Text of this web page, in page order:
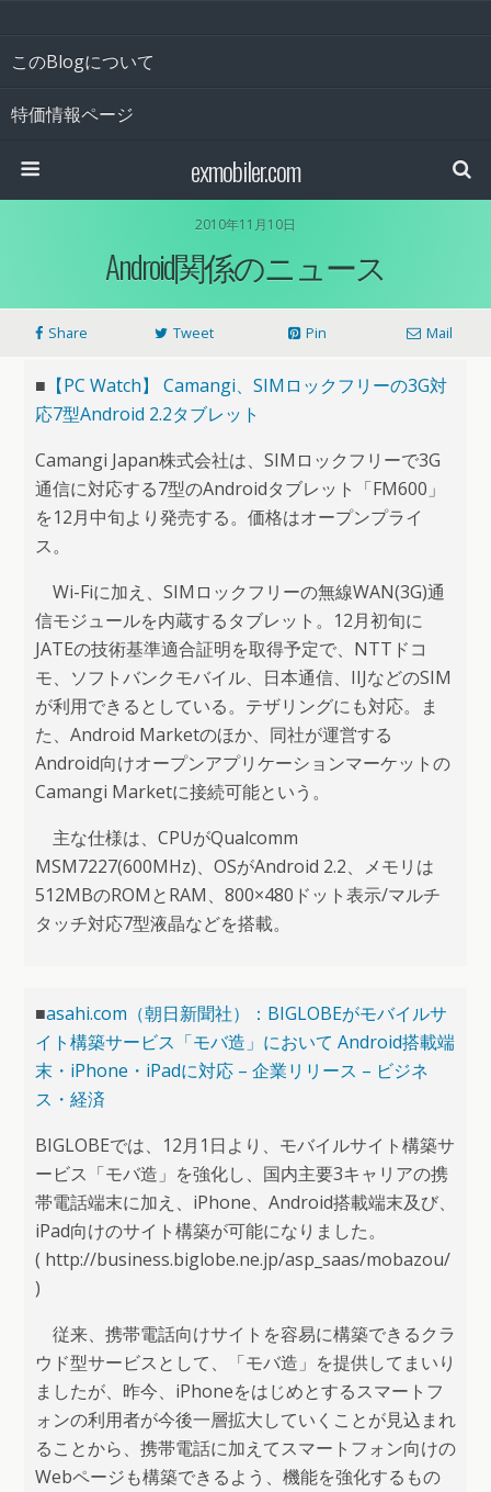
このBlogについて
特価情報ページ
exmobiler.com
2010年11月10日
Android関係のニュース
Share Tweet Pin Mail
■ 【PC Watch】 Camangi、SIMロックフリーの3G対
応7型Android 2.2タブレット
Camangi Japan株式会社は、SIMロックフリーで3G
通信に対応する7型のAndroidタブレット「FM600」
を12月中旬より発売する。価格はオープンプライ
ス。
Wi-Fiに加え、SIMロックフリーの無線WAN(3G)通
信モジュールを内蔵するタブレット。12月初旬に
JATEの技術基準適合証明を取得予定で、NTTドコ
モ、ソフトバンクモバイル、日本通信、IIJなどのSIM
が利用できるとしている。テザリングにも対応。ま
た、Android Marketのほか、同社が運営する
Android向けオープンアプリケーションマーケットの
Camangi Marketに接続可能という。
主な仕様は、CPUがQualcomm
MSM7227(600MHz)、OSがAndroid 2.2、メモリは
512MBのROMとRAM、800×480ドット表示/マルチ
タッチ対応7型液晶などを搭載。
■asahi.com（朝日新聞社）：BIGLOBEがモバイルサ
イト構築サービス「モバ造」において Android搭載端
末・iPhone・iPadに対応 – 企業リリース – ビジネ
ス・経済
BIGLOBEでは、12月1日より、モバイルサイト構築サ
ービス「モバ造」を強化し、国内主要3キャリアの携
帯電話端末に加え、iPhone、Android搭載端末及び、
iPad向けのサイト構築が可能になりました。
( http://business.biglobe.ne.jp/asp_saas/mobazou/
)
従来、携帯電話向けサイトを容易に構築できるクラ
ウド型サービスとして、「モバ造」を提供してまいり
ましたが、昨今、iPhoneをはじめとするスマートフ
ォンの利用者が今後一層拡大していくことが見込まれ
ることから、携帯電話に加えてスマートフォン向けの
Webページも構築できるよう、機能を強化するもの